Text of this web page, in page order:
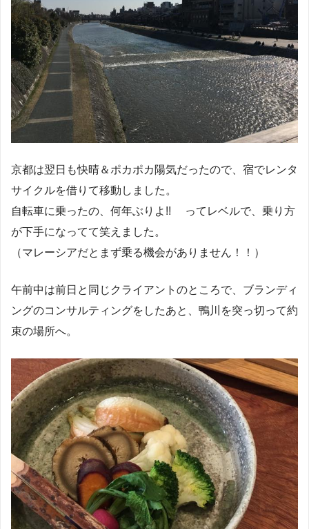
京都は翌日も快晴＆ポカポカ陽気だったので、宿でレンタ
サイクルを借りて移動しました。
自転車に乗ったの、何年ぶりよ!! ってレベルで、乗り方
が下手になってて笑えました。
（マレーシアだとまず乗る機会がありません！！）
午前中は前日と同じクライアントのところで、ブランディ
ングのコンサルティングをしたあと、鴨川を突っ切って約
束の場所へ。